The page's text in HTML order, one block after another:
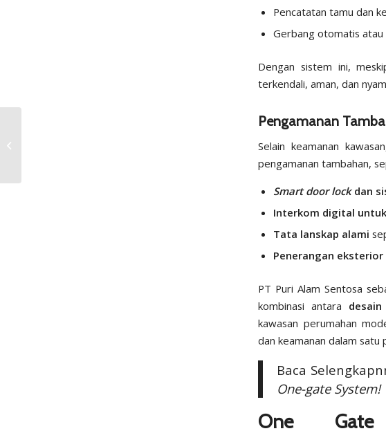
Pencatatan tamu dan
Gerbang otomatis atau
Dengan sistem ini,
terkendali, aman, dan
Pengamanan
Selain keamanan
pengamanan tambahan,
Smart door lockdan
Interkom digital
Tata lanskap alami
Penerangan eksterior
PT Puri Alam Sentosa
kombinasi antara
kawasan perumahan
dan keamanan dalam satu
Baca
One-gate System!
One